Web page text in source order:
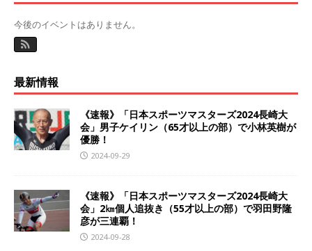
今後のイベントはありません。
最新情報
《速報》「日本スポーツマスターズ2024長崎大
会」男子ケイリン（65才以上の部）で小林英樹が
優勝！
2024-09-29
《速報》「日本スポーツマスターズ2024長崎大
会」2㎞個人追抜き（55才以上の部）で羽田野隆
彦が三連覇！
2024-09-28